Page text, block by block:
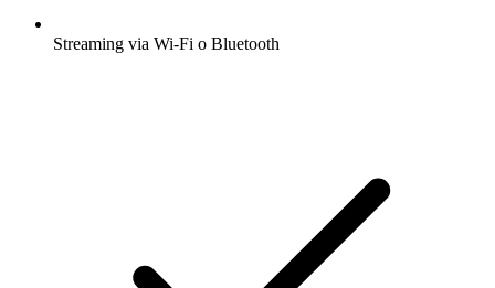
Streaming via Wi-Fi o Bluetooth